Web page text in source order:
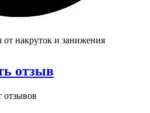
накруток и занижения
отзыв
отзывов